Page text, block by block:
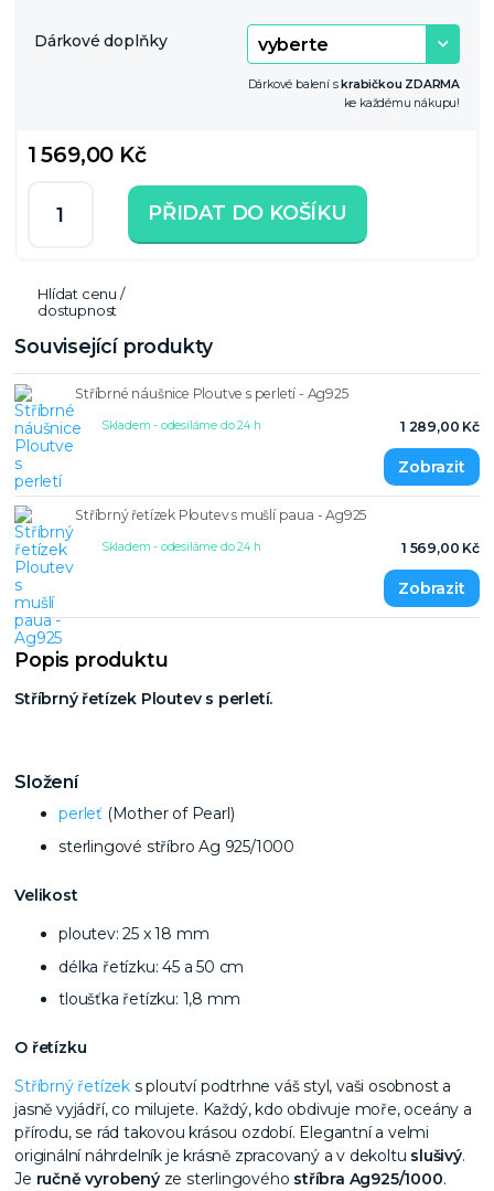
Dárkové doplňky
Dárkové balení skrabičkou ZDARMA
ke každému nákupu!
1 569,00 Kč
PŘIDAT DO KOŠÍKU
Hlídat cenu /
dostupnost
Související produkty
Stříbrné náušnice Ploutve s perletí - Ag925
1 289,00 Kč
Skladem - odesíláme do 24 h
Stříbrný řetízek Ploutev s mušlí paua - Ag925
1 569,00 Kč
Skladem - odesíláme do 24 h
Popis produktu
Stříbrný řetízek Ploutev s perletí.
Složení
perleť (Mother of Pearl)
sterlingové stříbro Ag 925/1000
Velikost
ploutev: 25 x 18 mm
délka řetízku: 45 a 50 cm
tloušťka řetízku: 1,8 mm
O řetízku
Stříbrný řetízeks ploutví podtrhne váš styl, vaši osobnost a
jasně vyjádří, co milujete. Každý, kdo obdivuje moře, oceány a
přírodu, se rád takovou krásou ozdobí. Elegantní a velmi
originální náhrdelník je krásně zpracovaný a v dekoltu slušivý.
Je ručně vyrobenýze sterlingového stříbra Ag925/1000.